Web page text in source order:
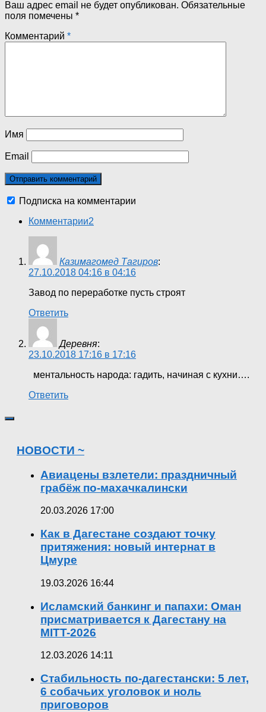
Ваш адрес email не будет опубликован. Обязательные
поля помечены *
Комментарий *
Имя
Email
Подписка на комментарии
Комментарии2
Казимагомед Тагиров:
27.10.2018 04:16 в 04:16
Завод по переработке пусть строят
Ответить
Деревня:
23.10.2018 17:16 в 17:16
ментальность народа: гадить, начиная с кухни….
Ответить
НОВОСТИ ~
Авиацены взлетели: праздничный
грабёж по-махачкалински
20.03.2026 17:00
Как в Дагестане создают точку
притяжения: новый интернат в
Цмуре
19.03.2026 16:44
Исламский банкинг и папахи: Оман
присматривается к Дагестану на
MITT-2026
12.03.2026 14:11
Стабильность по-дагестански: 5 лет,
6 собачьих уголовок и ноль
приговоров